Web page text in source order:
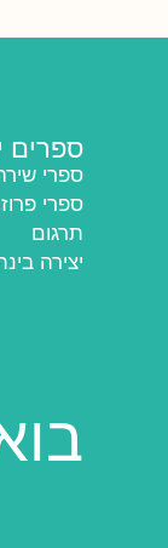
ספרים
ספרי
ספרי
תרגום
יצירה